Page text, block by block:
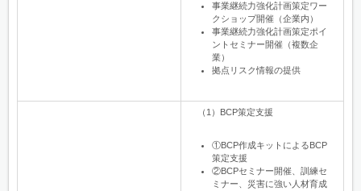
事業継続力強化計画策定ワー
クショップ開催（企業内）
事業継続力強化計画策定ポイ
ントセミナー開催（複数企
業）
拠点リスク情報の提供
（1）BCP策定支援
①BCP作成キットによるBCP
策定支援
②BCPセミナー開催、訓練セ
ミナー、災害に強い人材育成